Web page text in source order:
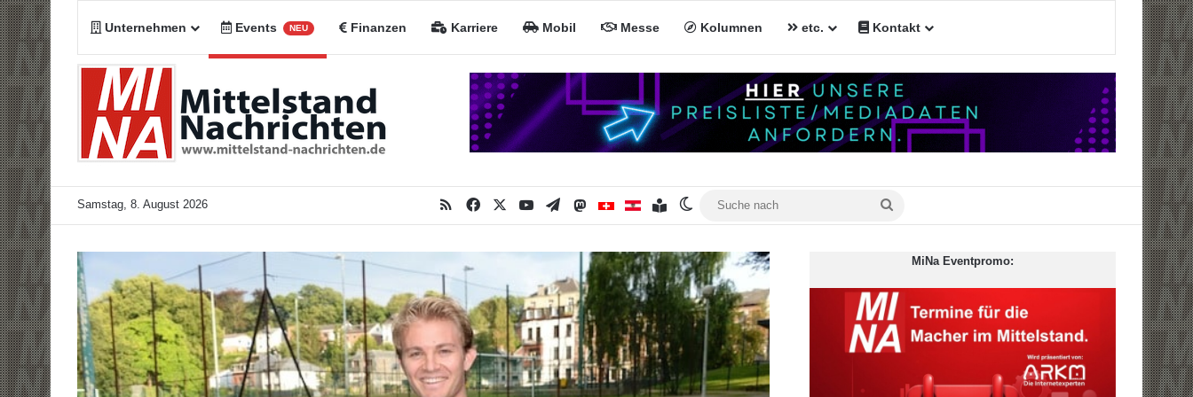
Unternehmen Events NEU Finanzen Karriere Mobil Messe Kolumnen etc. Kontakt
Samstag, 8. August 2026 RSSFacebookYouTubeTelegramMastodonMiNa CHMiNa AT
Inhaltsverzeichnis
Skin umschalten
MiNa Eventpromo: